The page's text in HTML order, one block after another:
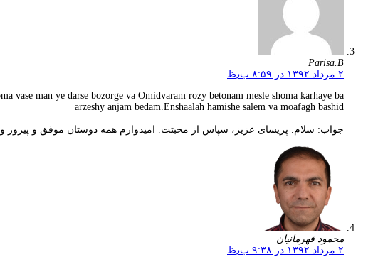
Parisa.B
۲ مرداد ۱۳۹۲ در ۸:۵۹ ب٫ظ
vase man ye darse bozorge va Omidvaram rozy betonam mesle shoma karhaye ba
arzeshy anjam bedam.Enshaalah hamishe salem va moafagh bashid
جواب: سلام. پریسای عزیز، سپاس از محبتت. امیدوارم همه دوستان موفق و پیروز و
محمود قهرمانیان
۲ مرداد ۱۳۹۲ در ۹:۳۸ ب٫ظ